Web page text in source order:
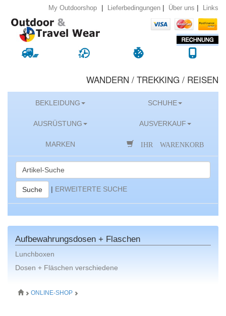
My Outdoorshop | Lieferbedingungen | Über uns | Links
WANDERN / TREKKING / REISEN
BEKLEIDUNG SCHUHE
AUSRÜSTUNG AUSVERKAUF
MARKEN IHR WARENKORB
Suche | ERWEITERTE SUCHE
Aufbewahrungsdosen + Flaschen
Lunchboxen
Dosen + Fläschen verschiedene
ONLINE-SHOP